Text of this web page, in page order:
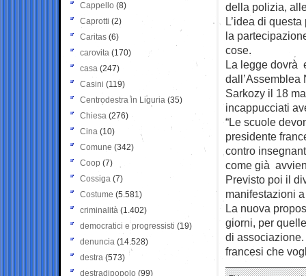
della polizia,
L’idea di
la
cose.
La legge dovrà
dall’Assemblea
Sarkozy il 18
incappucciati
“Le scuole
presidente
contro
come già
Previsto poi il
manifestazioni
La nuova
giorni, per
di
francesi che
Cappello (8)
Caprotti (2)
Caritas (6)
carovita (170)
casa (247)
Casini (119)
Centrodestra in Liguria (35)
Chiesa (276)
Cina (10)
Comune (342)
Coop (7)
Cossiga (7)
Costume (5.581)
criminalità (1.402)
democratici e progressisti (19)
denuncia (14.528)
destra (573)
destradipopolo (99)